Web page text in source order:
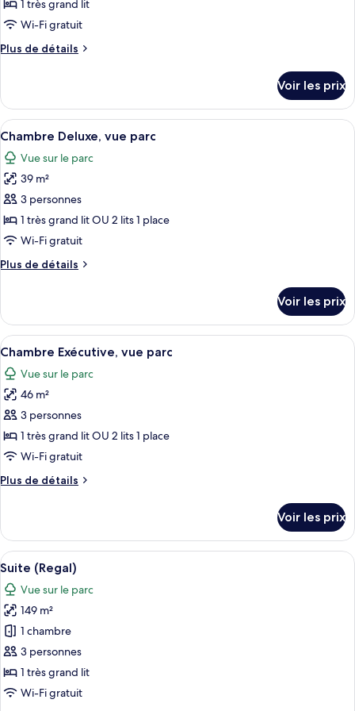
type
chambre :
(Executive)
1 très grand lit
Wi-Fi gratuit
Plus de détails
Plus
le
type
de
Suite
Junior
Voir les prix
Afficher
toutes
les
photos
pour
ce
type
chambre :
vue
parc
Une chambre d’hôtel avec un
14
Chambre Deluxe, vue parc
Vue sur le parc
39 m²
3 personnes
1 très grand lit OU 2 lits 1 place
Wi-Fi gratuit
Plus de détails
Plus
le
type
de
Chambre
Deluxe,
parc
Voir les prix
Afficher
toutes
les
photos
pour
ce
type
chambre :
vue
parc
Une chambre avec un grand lit, un
11
Chambre Exécutive, vue parc
Vue sur le parc
46 m²
3 personnes
1 très grand lit OU 2 lits 1 place
Wi-Fi gratuit
Plus de détails
Plus
le
type
de
chambre
Chambre
Exécutive,
vue
parc
Voir les prix
Afficher
toutes
les
photos
pour
ce
type
de
chambre :
Une pièce avec un canapé bleu, une
13
Suite (Regal)
Vue sur le parc
149 m²
1 chambre
3 personnes
1 très grand lit
Wi-Fi gratuit